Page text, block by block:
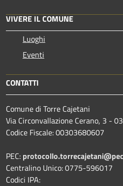
VIVERE IL COMUNE
Luoghi
Eventi
CONTATTI
Comune di Torre Cajetani
Via Circonvallazione Cerano, 3 -
Codice Fiscale: 00303680607
PEC:
Centralino Unico: 0775-596017
Codici IPA: